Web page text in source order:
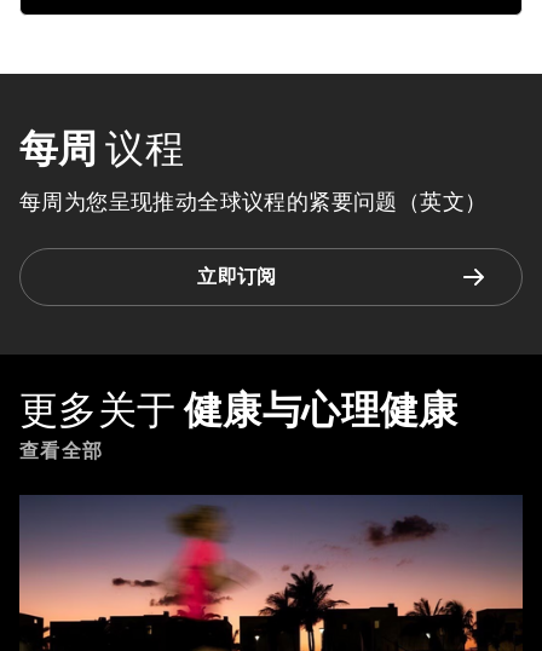
每周 议程
每周为您呈现推动全球议程的紧要问题（英文）
立即订阅
更多关于 健康与心理健康
查看全部